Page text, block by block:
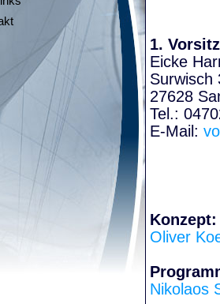
1.
Eicke
Surwisch
27628
Tel.:
E-Mail:
Konzept:
Oliver
Nikolaos